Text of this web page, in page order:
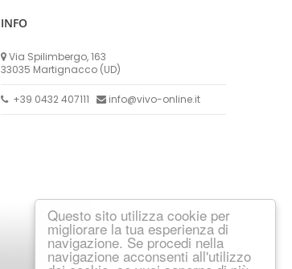
Questo sito utilizza cookie per
migliorare la tua esperienza di
navigazione. Se procedi nella
navigazione acconsenti all'utilizzo
INFO
Via Spilimbergo, 163
33035 Martignacco (UD)
+39 0432 407111 info@vivo-online.it